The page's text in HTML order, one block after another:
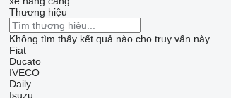
Thương hiệu
Không tìm thấy kết quả nào cho truy vấn này
Fiat
Ducato
IVECO
Daily
Isuzu